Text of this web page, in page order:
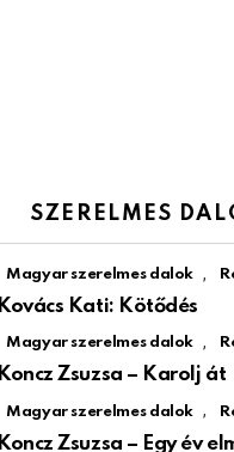
SZERELMES
Magyar szerelmes dalok ,
Kovács Kati: Kötődés
Magyar szerelmes dalok ,
Koncz Zsuzsa – Karolj át
Magyar szerelmes dalok ,
Koncz Zsuzsa – Egy év